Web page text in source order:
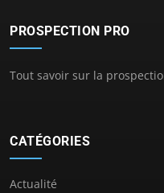
PROSPECTION PRO
Tout savoir sur la
CATÉGORIES
Actualité